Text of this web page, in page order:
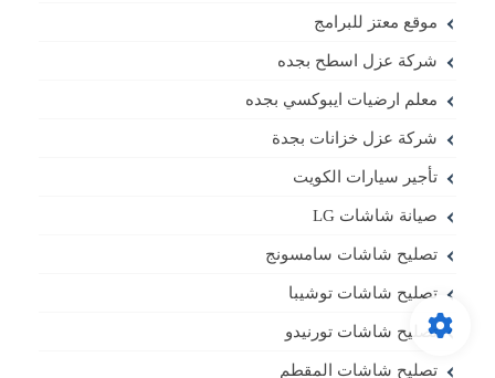
موقع معتز للبرامج
شركة عزل اسطح بجده
معلم ارضيات ايبوكسي بجده
شركة عزل خزانات بجدة
تأجير سيارات الكويت
صيانة شاشات LG
تصليح شاشات سامسونج
تصليح شاشات توشيبا
تصليح شاشات تورنيدو
تصليح شاشات المقطم